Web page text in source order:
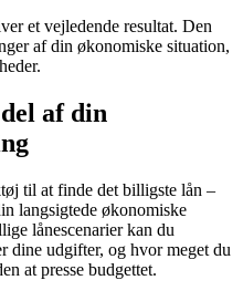
et vejledende resultat. Den
af din økonomiske situation,
af din
til at finde det billigste lån –
langsigtede økonomiske
lånescenarier kan du
dine udgifter, og hvor meget du
at presse budgettet.